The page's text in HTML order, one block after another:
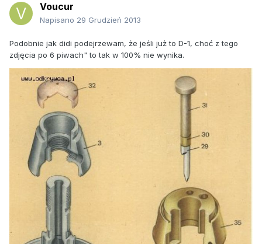
Voucur
Napisano 29 Grudzień 2013
Podobnie jak didi podejrzewam, że jeśli już to D-1, choć z tego
zdjęcia po 6 piwach" to tak w 100% nie wynika.